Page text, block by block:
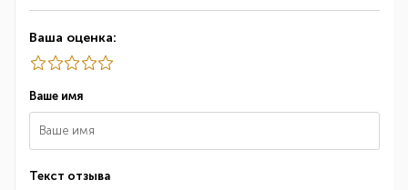
Ваша оценка:
Ваше имя
Текст отзыва